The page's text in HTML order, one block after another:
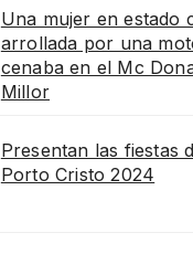
Una mujer en estado
arrollada por una
cenaba en el Mc
Millor
Presentan las fiestas
Porto Cristo 2024